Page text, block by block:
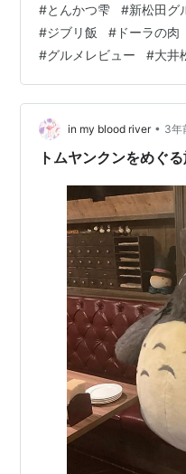
入りの塩」があります🧂
のようで「揚げてない」
で、私も焼きカツ丼を注
は暑かった為、お冷とし
美味しく何杯も飲んでい
・・・・・・🍵 ・・・・
#とんかつ雫 #新松田グ
#ジブリ飯 # ドーラの肉
#グルメレビュー #大井
in my blood river • 3年
トムヤンクンをめぐ